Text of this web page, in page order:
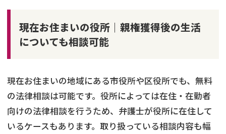
現在お住まいの役所｜親権獲得後の生活
についても相談可能
現在お住まいの地域にある市役所や区役所でも、無料
の法律相談は可能です。役所によっては在住・在勤者
向けの法律相談を行うため、弁護士が役所に在住して
いるケースもあります。取り扱っている相談内容も幅